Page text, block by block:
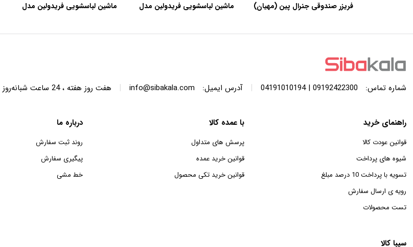
فریزر صندوقی جنرال پین (مهیان)
ماشین لباسشویی فریدولین مدل
ماشین لباسشویی فریدولین مدل
شماره تماس: 09192422300 | 04191010194
| آدرس ایمیل: info@sibakala.com
| هفت روز هفته ، 24 ساعت شبانه‌روز پاسخگوی شما هستیم.
راهنمای خرید
قوانین عودت کالا
شیوه های پرداخت
تسویه با پرداخت 10 درصد مبلغ
رویه ی ارسال سفارش
تست محصولات
با عمده کالا
پرسش های متداول
قوانین خرید عمده
قوانین خرید تکی محصول
درباره ما
روند ثبت سفارش
پیگیری سفارش
خط مشی
سیبا کالا